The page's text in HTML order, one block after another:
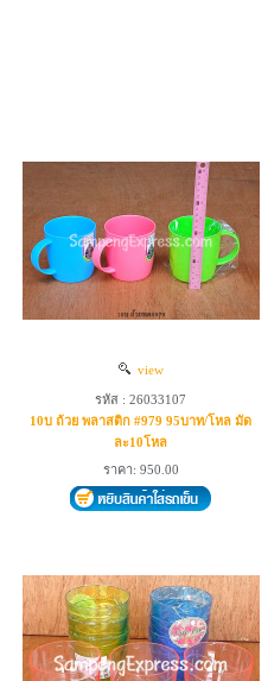
view
รหัส : 26033107
10บ ถ้วย พลาสติก #979 95บาท/โหล มัด
ละ10โหล
ราคา: 950.00